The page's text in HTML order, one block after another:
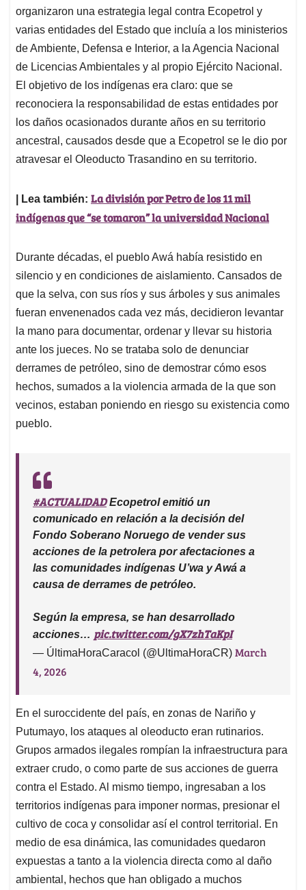
organizaron una estrategia legal contra Ecopetrol y
varias entidades del Estado que incluía a los ministerios
de Ambiente, Defensa e Interior, a la Agencia Nacional
de Licencias Ambientales y al propio Ejército Nacional.
El objetivo de los indígenas era claro: que se
reconociera la responsabilidad de estas entidades por
los daños ocasionados durante años en su territorio
ancestral, causados desde que a Ecopetrol se le dio por
atravesar el Oleoducto Trasandino en su territorio.
| Lea también: La división por Petro de los 11 mil
indígenas que “se tomaron” la universidad Nacional
Durante décadas, el pueblo Awá había resistido en
silencio y en condiciones de aislamiento. Cansados de
que la selva, con sus ríos y sus árboles y sus animales
fueran envenenados cada vez más, decidieron levantar
la mano para documentar, ordenar y llevar su historia
ante los jueces. No se trataba solo de denunciar
derrames de petróleo, sino de demostrar cómo esos
hechos, sumados a la violencia armada de la que son
vecinos, estaban poniendo en riesgo su existencia como
pueblo.
#ACTUALIDADEcopetrol emitió un
comunicado en relación a la decisión del
Fondo Soberano Noruego de vender sus
acciones de la petrolera por afectaciones a
las comunidades indígenas U’wa y Awá a
causa de derrames de petróleo.
Según la empresa, se han desarrollado
acciones… pic.twitter.com/gX7zhTaKpI
— ÚltimaHoraCaracol (@UltimaHoraCR) March
4, 2026
En el suroccidente del país, en zonas de Nariño y
Putumayo, los ataques al oleoducto eran rutinarios.
Grupos armados ilegales rompían la infraestructura para
extraer crudo, o como parte de sus acciones de guerra
contra el Estado. Al mismo tiempo, ingresaban a los
territorios indígenas para imponer normas, presionar el
cultivo de coca y consolidar así el control territorial. En
medio de esa dinámica, las comunidades quedaron
expuestas a tanto a la violencia directa como al daño
ambiental, hechos que han obligado a muchos